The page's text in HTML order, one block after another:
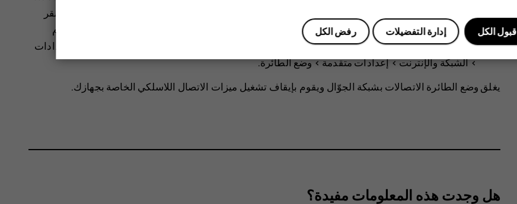
للاتصال بالإنترنت، ولا تستخدم اتصال بيانات الجوَّال. أوقف بحث الهاتف عن الشبكات اللاسلكية المتاحة. انقر
فوق
‎الإعدادات >
‬‏‫الشبكة والإنترنت >
Wi-Fi، وقم بتعطيل
. إذا كنت تستمع إلى الموسيقى أو تستخدم
الهاتف بطريقة أخرى، ولكن لا تريد إجراء مكالمات أو استقبالها، فقم بتشغيل وضع الطائرة. انقر فوق
الإعدادات
>الشبكة والإنترنت>إعدادات متقدمة>وضع الطائرة.
يغلق وضع الطائرة الاتصالات بشبكة الجوّال ويقوم بإيقاف تشغيل ميزات الاتصال اللاسلكي الخاصة بجهازك.
هل وجدت هذه المعلومات مفيدة؟
رفض الكل إدارة التفضيلات قبول الكل